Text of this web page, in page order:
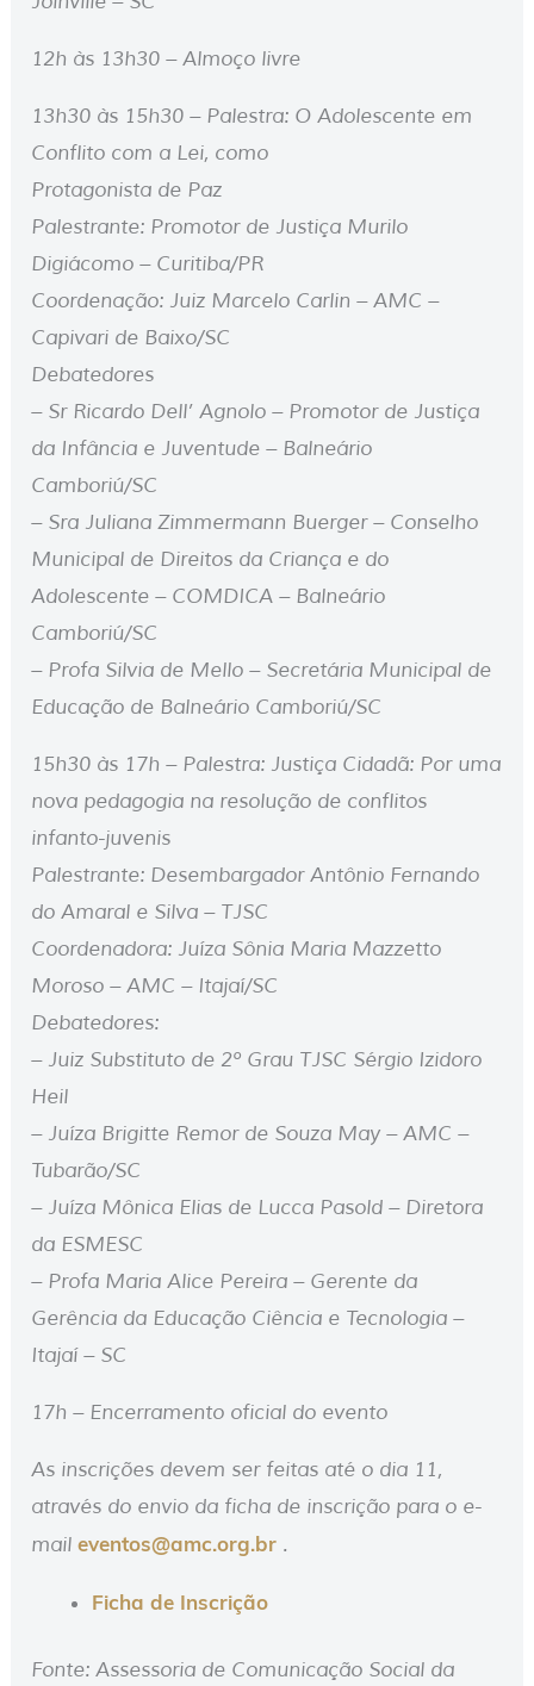
12h às 13h30 – Almoço livre
13h30 às 15h30 – Palestra: O Adolescente em
Conflito com a Lei, como
Protagonista de Paz
Palestrante: Promotor de Justiça Murilo
Digiácomo – Curitiba/PR
Coordenação: Juiz Marcelo Carlin – AMC –
Capivari de Baixo/SC
Debatedores
– Sr Ricardo Dell’ Agnolo – Promotor de Justiça
da Infância e Juventude – Balneário
Camboriú/SC
– Sra Juliana Zimmermann Buerger – Conselho
Municipal de Direitos da Criança e do
Adolescente – COMDICA – Balneário
Camboriú/SC
– Profa Silvia de Mello – Secretária Municipal de
Educação de Balneário Camboriú/SC
15h30 às 17h – Palestra: Justiça Cidadã: Por uma
nova pedagogia na resolução de conflitos
infanto-juvenis
Palestrante: Desembargador Antônio Fernando
do Amaral e Silva – TJSC
Coordenadora: Juíza Sônia Maria Mazzetto
Moroso – AMC – Itajaí/SC
Debatedores:
– Juiz Substituto de 2º Grau TJSC Sérgio Izidoro
Heil
– Juíza Brigitte Remor de Souza May – AMC –
Tubarão/SC
– Juíza Mônica Elias de Lucca Pasold – Diretora
da ESMESC
– Profa Maria Alice Pereira – Gerente da
Gerência da Educação Ciência e Tecnologia –
Itajaí – SC
17h – Encerramento oficial do evento
As inscrições devem ser feitas até o dia 11,
através do envio da ficha de inscrição para o e-
maileventos@amc.org.br .
Ficha de Inscrição
Fonte: Assessoria de Comunicação Social da